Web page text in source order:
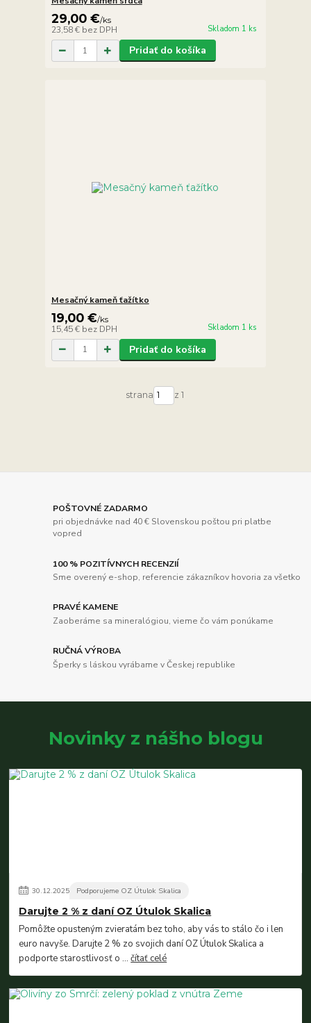
29,00 €/ks
23,58 € bez DPH Skladom 1 ks
Pridať do košíka
Mesačný kameň ťažítko
19,00 €/ks
15,45 € bez DPH Skladom 1 ks
Pridať do košíka
strana z 1
POŠTOVNÉ ZADARMO
pri objednávke nad 40 € Slovenskou poštou pri platbe
vopred
100 % POZITÍVNYCH RECENZIÍ
Sme overený e-shop, referencie zákazníkov hovoria za všetko
PRAVÉ KAMENE
Zaoberáme sa mineralógiou, vieme čo vám ponúkame
RUČNÁ VÝROBA
Šperky s láskou vyrábame v Českej republike
Novinky z nášho blogu
30.12.2025 Podporujeme OZ Útulok Skalica
Darujte 2 % z daní OZ Útulok Skalica
Pomôžte opusteným zvieratám bez toho, aby vás to stálo čo i len
euro navyše. Darujte 2 % zo svojich daní OZ Útulok Skalica a
podporte starostlivosť o ...čítať celé